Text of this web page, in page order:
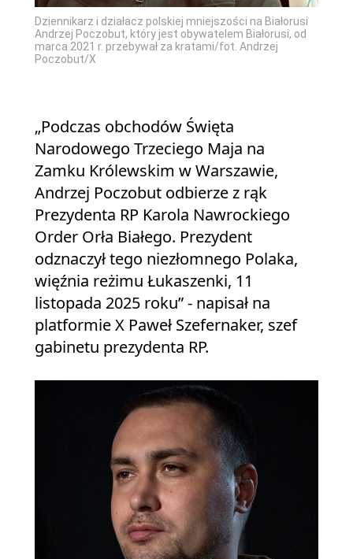
Dziennikarz i działacz polskiej mniejszości na Białorusi
Andrzej Poczobut, który jest obywatelem Białorusi, od
marca 2021 r. przebywał za kratami/fot. Andrzej
Poczobut/X
„Podczas obchodów Święta
Narodowego Trzeciego Maja na
Zamku Królewskim w Warszawie,
Andrzej Poczobut odbierze z rąk
Prezydenta RP Karola Nawrockiego
Order Orła Białego. Prezydent
odznaczył tego niezłomnego Polaka,
więźnia reżimu Łukaszenki, 11
listopada 2025 roku” - napisał na
platformie X Paweł Szefernaker, szef
gabinetu prezydenta RP.